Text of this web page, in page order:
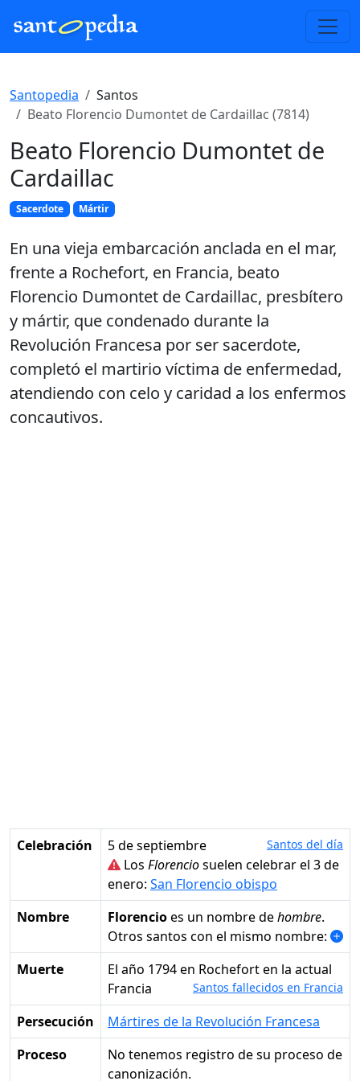
Santopedia
Santos
Beato Florencio Dumontet de Cardaillac (7814)
Beato Florencio Dumontet de
Cardaillac
Sacerdote Mártir
En una vieja embarcación anclada en el mar,
frente a Rochefort, en Francia, beato
Florencio Dumontet de Cardaillac, presbítero
y mártir, que condenado durante la
Revolución Francesa por ser sacerdote,
completó el martirio víctima de enfermedad,
atendiendo con celo y caridad a los enfermos
concautivos.
Celebración 5 de septiembre Santos del día
Los Florenciosuelen celebrar el 3 de
enero: San Florencio obispo
Nombre
Florencioes un nombre dehombre.
Otros santos con el mismo nombre:
Muerte
el año 1794 en Rochefort en la actual
Francia
Santos fallecidos en Francia
Persecución
Mártires de la Revolución Francesa
Proceso
No tenemos registro de su proceso de
canonización.